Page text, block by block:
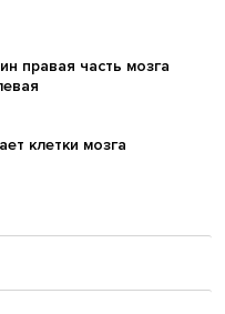
правая часть мозга
клетки мозга